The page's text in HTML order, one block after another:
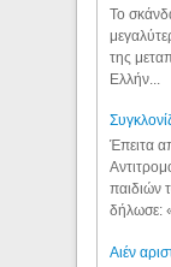
Το
της
Ελλήν...
Έπειτα
παιδιών
δήλωσε:
Aιέν